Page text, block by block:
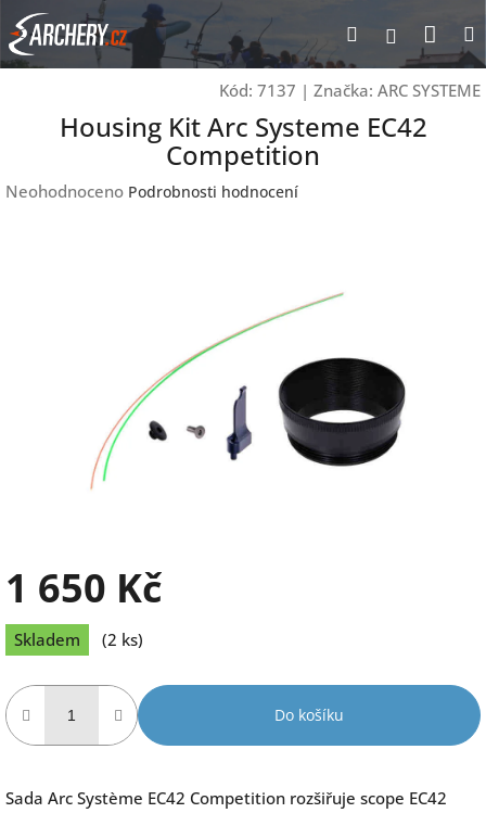
Přejít
na
obsah
Hledat
Kód: 7137 | Značka: ARC SYSTEME
Housing Kit Arc Systeme EC42
Competition
Průměrné
Neohodnoceno Podrobnosti hodnocení
1 650 Kč
Měrná
cena:
Skladem (2 ks)
Do košíku
Sada Arc Système EC42 Competition rozšiřuje scope EC42